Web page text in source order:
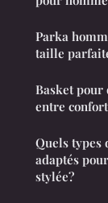
Parka
taille
Basket
entre
Quels types
adaptés
stylée?